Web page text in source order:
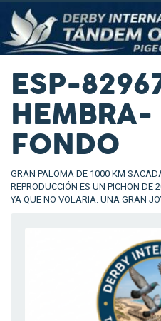
ESP-
HEMBRA-
FONDO
GRAN PALOMA DE 1000 KM
REPRODUCCIÓN ES UN PICHON
YA QUE NO VOLARIA. UNA GRAN